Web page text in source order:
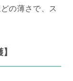
の薄さで、ス